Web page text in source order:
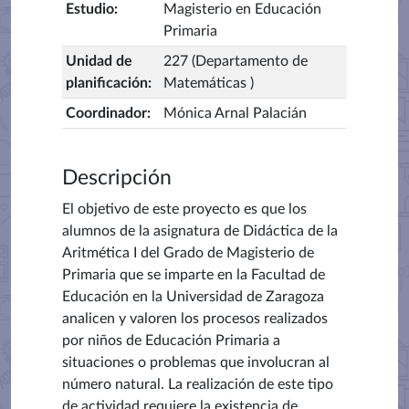
Estudio:
Magisterio en Educación
Primaria
Unidad de
planificación:
227 (Departamento de
Matemáticas )
Coordinador: Mónica Arnal Palacián
Descripción
El objetivo de este proyecto es que los
alumnos de la asignatura de Didáctica de la
Aritmética I del Grado de Magisterio de
Primaria que se imparte en la Facultad de
Educación en la Universidad de Zaragoza
analicen y valoren los procesos realizados
por niños de Educación Primaria a
situaciones o problemas que involucran al
número natural. La realización de este tipo